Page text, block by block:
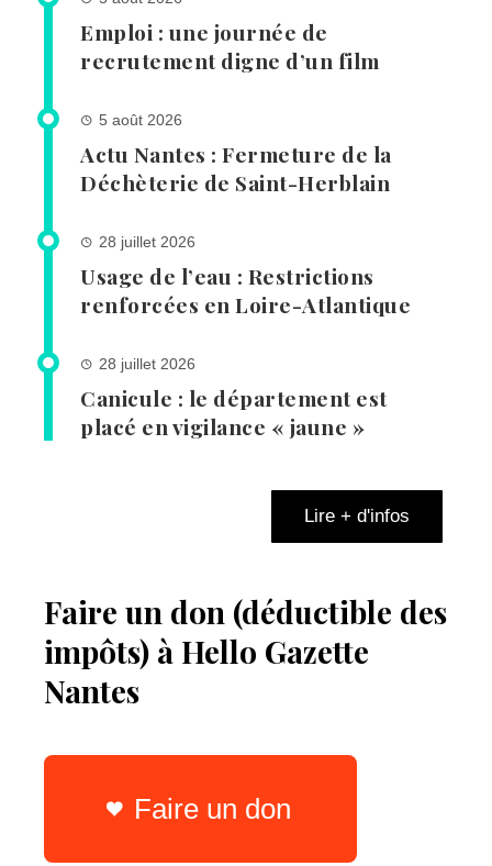
Emploi : une journée de
recrutement digne d’un film
5 août 2026
Actu Nantes : Fermeture de la
Déchèterie de Saint-Herblain
28 juillet 2026
Usage de l’eau : Restrictions
renforcées en Loire-Atlantique
28 juillet 2026
Canicule : le département est
placé en vigilance « jaune »
Lire + d'infos
Faire un don (déductible des
impôts) à Hello Gazette
Nantes
Faire un don